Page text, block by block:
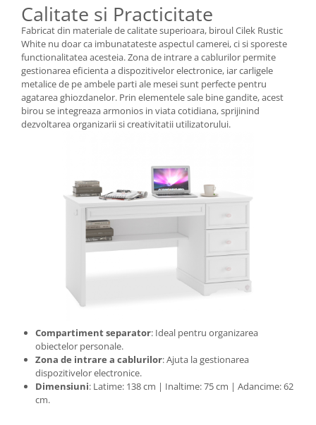
Calitate si Practicitate
Fabricat din materiale de calitate superioara, biroul Cilek Rustic
White nu doar ca imbunatateste aspectul camerei, ci si sporeste
functionalitatea acesteia. Zona de intrare a cablurilor permite
gestionarea eficienta a dispozitivelor electronice, iar carligele
metalice de pe ambele parti ale mesei sunt perfecte pentru
agatarea ghiozdanelor. Prin elementele sale bine gandite, acest
birou se integreaza armonios in viata cotidiana, sprijinind
dezvoltarea organizarii si creativitatii utilizatorului.
Compartiment separator: Ideal pentru organizarea
obiectelor personale.
Zona de intrare a cablurilor: Ajuta la gestionarea
dispozitivelor electronice.
Dimensiuni: Latime: 138 cm | Inaltime: 75 cm | Adancime: 62
cm.